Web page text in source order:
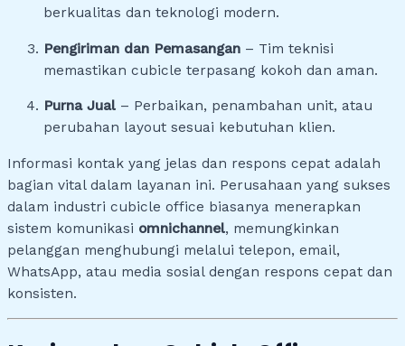
berkualitas dan teknologi modern.
Pengiriman dan Pemasangan – Tim teknisi
memastikan cubicle terpasang kokoh dan aman.
Purna Jual – Perbaikan, penambahan unit, atau
perubahan layout sesuai kebutuhan klien.
Informasi kontak yang jelas dan respons cepat adalah
bagian vital dalam layanan ini. Perusahaan yang sukses
dalam industri cubicle office biasanya menerapkan
sistem komunikasi omnichannel, memungkinkan
pelanggan menghubungi melalui telepon, email,
WhatsApp, atau media sosial dengan respons cepat dan
konsisten.